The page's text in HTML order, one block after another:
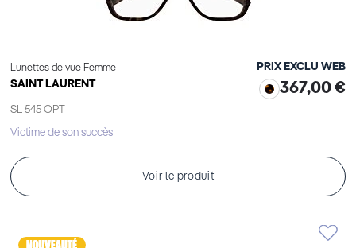
Lunettes de vue Femme
SAINT LAURENT
SL 545 OPT
PRIX EXCLU WEB
367,00 €
Victime de son succès
Voir le produit